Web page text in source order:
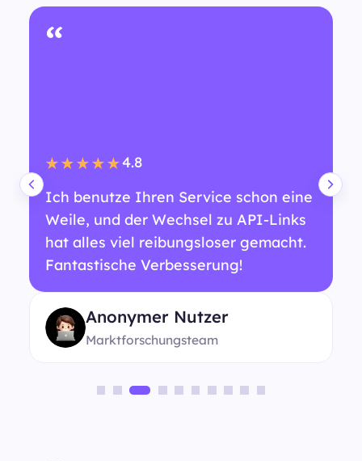
“
★★★★★4.8
Ich benutze Ihren Service schon eine
Weile, und der Wechsel zu API-Links
hat alles viel reibungsloser gemacht.
Fantastische Verbesserung!
Anonymer Nutzer
Marktforschungsteam